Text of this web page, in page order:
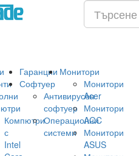
Компютри
с
Intel
Гаранции
Софтуер
Антивирусен
софтуер
Операционни
системи
Монитори
Монитори
Acer
Монитори
AOC
Монитори
ASUS